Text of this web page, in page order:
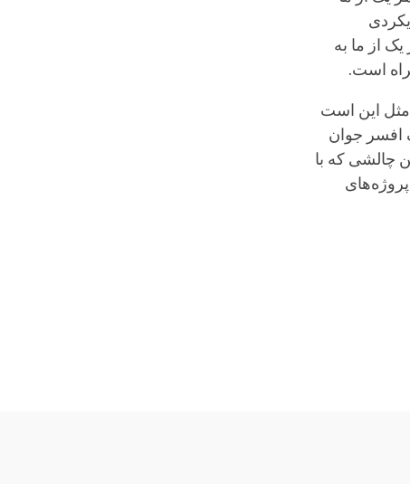
از ما به
است.
مثل این است
افسر جوان
چالشی که با